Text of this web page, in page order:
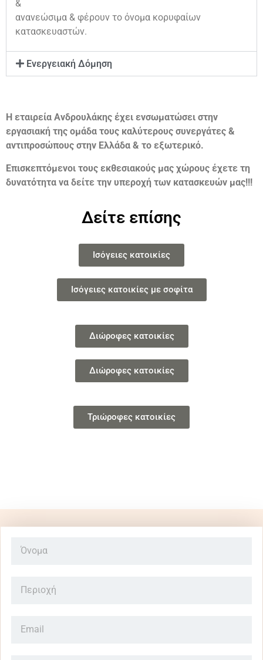
&
ανανεώσιμα & φέρουν το όνομα κορυφαίων
κατασκευαστών.
Ενεργειακή Δόμηση
Η εταιρεία Ανδρουλάκης έχει ενσωματώσει στην
εργασιακή της ομάδα τους καλύτερους συνεργάτες &
αντιπροσώπους στην Ελλάδα & το εξωτερικό.
Επισκεπτόμενοι τους εκθεσιακούς μας χώρους έχετε τη
δυνατότητα να δείτε την υπεροχή των κατασκευών μας!!!
Δείτε επίσης
Ισόγειες κατοικίες
Ισόγειες κατοικίες με σοφίτα
Διώροφες κατοικίες
Διώροφες κατοικίες
Τριώροφες κατοικίες